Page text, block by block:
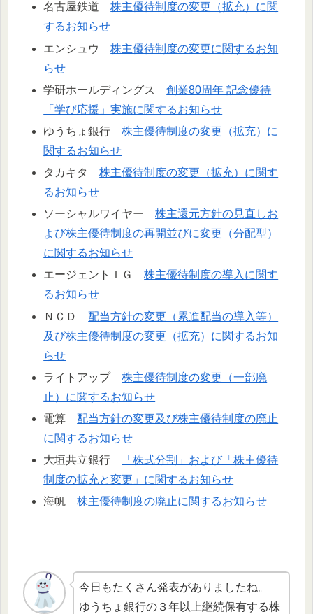
名古屋鉄道株主優待制度の変更（拡充）に関
するお知らせ
エンシュウ株主優待制度の変更に関するお知
らせ
学研ホールディングス創業80周年 記念優待
「学び応援」実施に関するお知らせ
ゆうちょ銀行株主優待制度の変更（拡充）に
関するお知らせ
タカキタ株主優待制度の変更（拡充）に関す
るお知らせ
ソーシャルワイヤー株主還元方針の見直しお
よび株主優待制度の再開並びに変更（分配型）
に関するお知らせ
エージェントＩＧ株主優待制度の導入に関す
るお知らせ
ＮＣＤ配当方針の変更（累進配当の導入等）
及び株主優待制度の変更（拡充）に関するお知
らせ
ライトアップ株主優待制度の変更（一部廃
止）に関するお知らせ
電算配当方針の変更及び株主優待制度の廃止
に関するお知らせ
大垣共立銀行
「株式分割」および「株主優待
制度の拡充と変更」に関するお知らせ
海帆株主優待制度の廃止に関するお知らせ
今日もたくさん発表がありましたね。
ゆうちょ銀行の３年以上継続保有する株